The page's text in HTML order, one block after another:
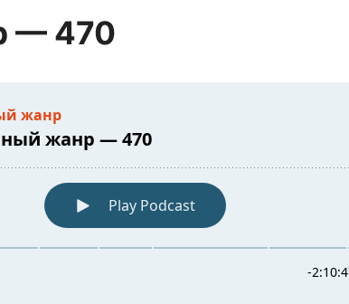
— 470